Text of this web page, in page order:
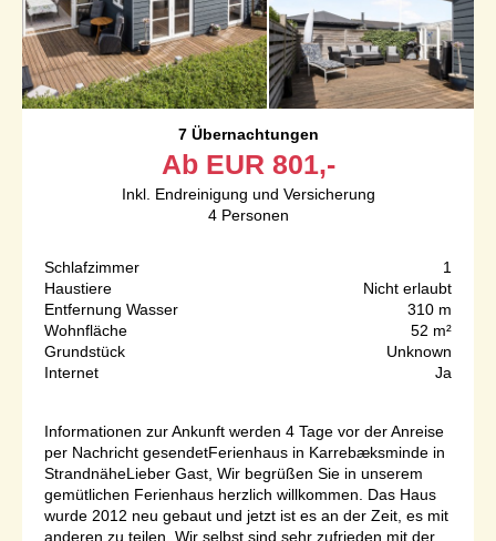
7 Übernachtungen
Ab EUR 801,-
Inkl. Endreinigung und Versicherung
4 Personen
Schlafzimmer
1
Haustiere
Nicht erlaubt
Entfernung Wasser
310 m
Wohnfläche
52 m²
Grundstück
Unknown
Internet
Ja
Informationen zur Ankunft werden 4 Tage vor der Anreise
per Nachricht gesendetFerienhaus in Karrebæksminde in
StrandnäheLieber Gast, Wir begrüßen Sie in unserem
gemütlichen Ferienhaus herzlich willkommen. Das Haus
wurde 2012 neu gebaut und jetzt ist es an der Zeit, es mit
anderen zu teilen. Wir selbst sind sehr zufrieden mit der